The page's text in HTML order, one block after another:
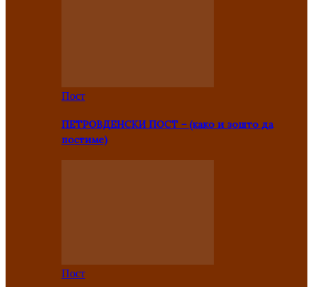
Пост
ПЕТРОВДЕНСКИ ПОСТ – (како и зошто да
постиме)
Пост